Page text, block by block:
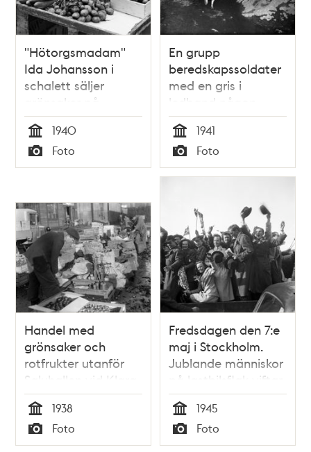
"Hötorgsmadam"
Ida Johansson i
schalett säljer
grönsaker på
Hötorget
Tid
1940
Typ
Foto
En grupp
beredskapssoldater
med en gris i
ledband någon
stans i Stockholms
ytterskärgård.
Tid
1941
Typ
Foto
Handel med
grönsaker och
rotfrukter utanför
Saluhallen vid Klara
Strand.
Tid
1938
Typ
Foto
Fredsdagen den 7:e
maj i Stockholm.
Jublande människor
på lastbilsflak viftar
med flaggor och
hattar.
Tid
1945
Typ
Foto